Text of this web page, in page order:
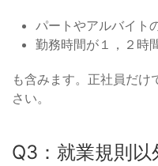
パートやアルバイト
勤務時間が１，２時
も含みます。正社員だ
さい。
Q3：就業規則